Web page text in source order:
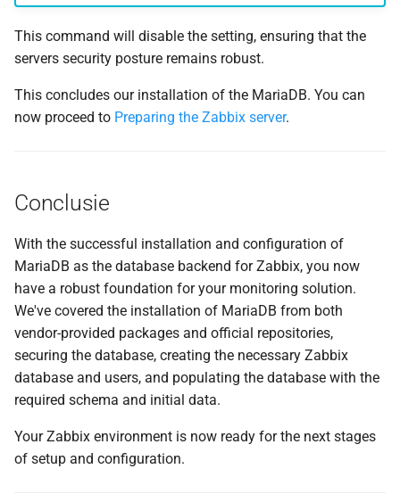
This command will disable the setting, ensuring that the
servers security posture remains robust.
This concludes our installation of the MariaDB. You can
now proceed to Preparing the Zabbix server.
Conclusie
With the successful installation and configuration of
MariaDB as the database backend for Zabbix, you now
have a robust foundation for your monitoring solution.
We've covered the installation of MariaDB from both
vendor-provided packages and official repositories,
securing the database, creating the necessary Zabbix
database and users, and populating the database with the
required schema and initial data.
Your Zabbix environment is now ready for the next stages
of setup and configuration.